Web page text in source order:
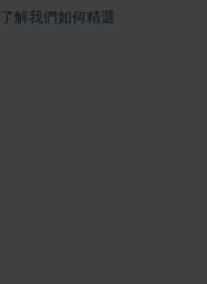
了解我們如何精選